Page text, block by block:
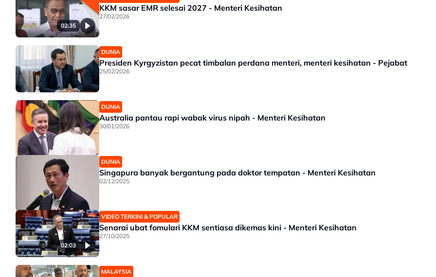
02:35
KKM sasar EMR selesai 2027 - Menteri Kesihatan
27/02/2026
DUNIA
Presiden Kyrgyzistan pecat timbalan perdana menteri, menteri kesihatan - Pejabat
25/02/2026
DUNIA
Australia pantau rapi wabak virus nipah - Menteri Kesihatan
30/01/2026
DUNIA
Singapura banyak bergantung pada doktor tempatan - Menteri Kesihatan
02/12/2025
02:03
VIDEO TERKINI & POPULAR
Senarai ubat fomulari KKM sentiasa dikemas kini - Menteri Kesihatan
27/10/2025
MALAYSIA